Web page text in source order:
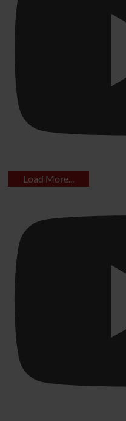
Load More...